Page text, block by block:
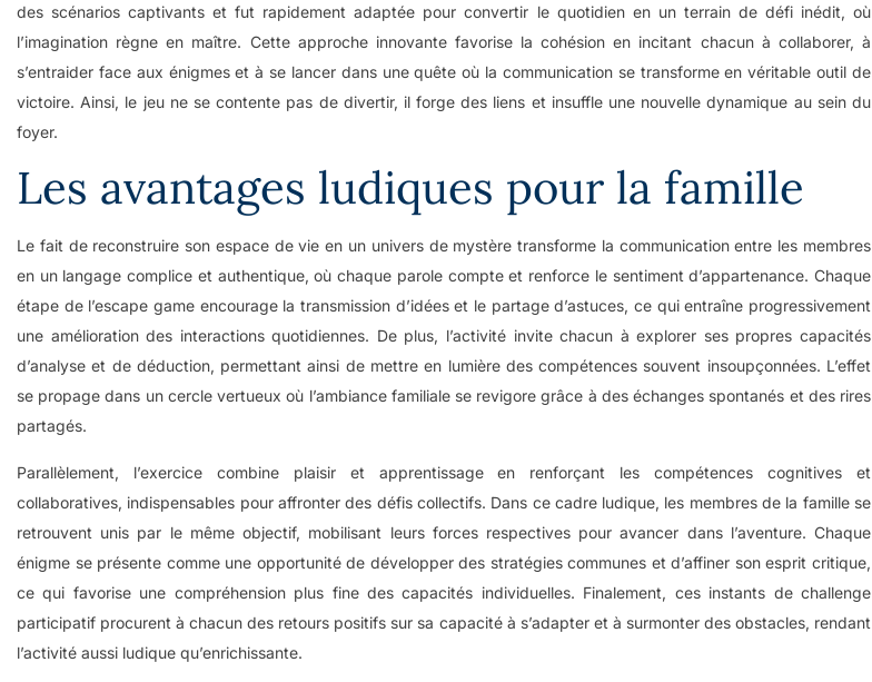
des scénarios captivants et fut rapidement adaptée pour convertir le quotidien en un terrain de défi inédit, où
l’imagination règne en maître. Cette approche innovante favorise la cohésion en incitant chacun à collaborer, à
s’entraider face aux énigmes et à se lancer dans une quête où la communication se transforme en véritable outil de
victoire. Ainsi, le jeu ne se contente pas de divertir, il forge des liens et insuffle une nouvelle dynamique au sein du
foyer.
Les avantages ludiques pour la famille
Le fait de reconstruire son espace de vie en un univers de mystère transforme la communication entre les membres
en un langage complice et authentique, où chaque parole compte et renforce le sentiment d’appartenance. Chaque
étape de l’escape game encourage la transmission d’idées et le partage d’astuces, ce qui entraîne progressivement
une amélioration des interactions quotidiennes. De plus, l’activité invite chacun à explorer ses propres capacités
d’analyse et de déduction, permettant ainsi de mettre en lumière des compétences souvent insoupçonnées. L’effet
se propage dans un cercle vertueux où l’ambiance familiale se revigore grâce à des échanges spontanés et des rires
partagés.
Parallèlement, l’exercice combine plaisir et apprentissage en renforçant les compétences cognitives et
collaboratives, indispensables pour affronter des défis collectifs. Dans ce cadre ludique, les membres de la famille se
retrouvent unis par le même objectif, mobilisant leurs forces respectives pour avancer dans l’aventure. Chaque
énigme se présente comme une opportunité de développer des stratégies communes et d’affiner son esprit critique,
ce qui favorise une compréhension plus fine des capacités individuelles. Finalement, ces instants de challenge
participatif procurent à chacun des retours positifs sur sa capacité à s’adapter et à surmonter des obstacles, rendant
l’activité aussi ludique qu’enrichissante.